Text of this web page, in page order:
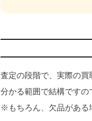
査定の段階で、実際の買
分かる範囲で結構ですの
※もちろん、欠品がある